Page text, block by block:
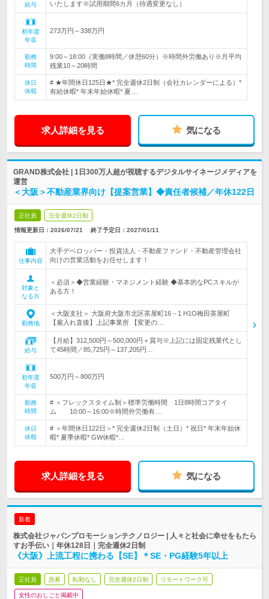
給与 いたします※試用期間6カ月（待遇変更なし）
初年度
年収
273万円～338万円
勤務
時間
9:00～18:00（実働8時間／休憩60分）※時間外労働あり※月平均
残業10～20時間
休日
休暇
# ★年間休日125日★* 完全週休2日制（会社カレンダーによる）*
有給休暇* 年末年始休暇* 夏…
求人詳細を見る 気になる
GRAND株式会社 | 1日300万人超が視聴するデジタルサイネージメディアを
運営
＜大阪＞不動産業界向け【提案営業】◆責任者候補／年休122日
正社員 完全週休2日制
情報更新日：2026/07/21 終了予定日： 2027/01/11
仕事内容
大手デベロッパー・投資法人・不動産ファンド・不動産管理会社
向けの営業活動をお任せします！
対象と
なる方
＜必須＞◆営業経験・マネジメント経験 ◆基本的なPCスキルが
ある方！
勤務地
＜大阪支社＞ 大阪府大阪市北区茶屋町16－1 H1O梅田茶屋町
【雇入れ直後】上記事業所 【変更の…
給与
【月給】312,500円～500,000円＋賞与※上記には固定残業代とし
て45時間／85,725円～137,205円…
初年度
年収
500万円～800万円
勤務
時間
# ＜フレックスタイム制＞標準労働時間 1日8時間コアタイ
ム 10:00～16:00※時間外労働有…
休日
休暇
# ＜年間休日122日＞* 完全週休2日制（土日）* 祝日* 年末年始休
暇* 夏季休暇* GW休暇*…
求人詳細を見る 気になる
新着
株式会社ジャパンプロモーションテクノロジー | 人々と社会に幸せをもたら
すお手伝い｜年休128日｜完全週休2日制
《大阪》上流工程に携わる【SE】＊SE・PG経験5年以上
正社員 急募 転勤なし 完全週休2日制 リモートワーク可
女性のおしごと掲載中